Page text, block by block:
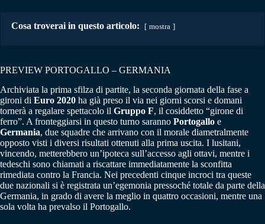
Cosa troverai in questo articolo: mostra
PREVIEW PORTOGALLO – GERMANIA
Archiviata la prima sfilza di partite, la seconda giornata della fase a
gironi di Euro 2020 ha già preso il via nei giorni scorsi e domani
tornerà a regalare spettacolo il Gruppo F, il cosiddetto “girone di
ferro”. A fronteggiarsi in questo turno saranno Portogallo e
Germania, due squadre che arrivano con il morale diametralmente
opposto visti i diversi risultati ottenuti alla prima uscita. I lusitani,
vincendo, metterebbero un’ipoteca sull’accesso agli ottavi, mentre i
tedeschi sono chiamati a riscattare immediatamente la sconfitta
rimediata contro la Francia. Nei precedenti cinque incroci tra queste
due nazionali si è registrata un’egemonia pressoché totale da parte della
Germania, in grado di avere la meglio in quattro occasioni, mentre una
sola volta ha prevalso il Portogallo.